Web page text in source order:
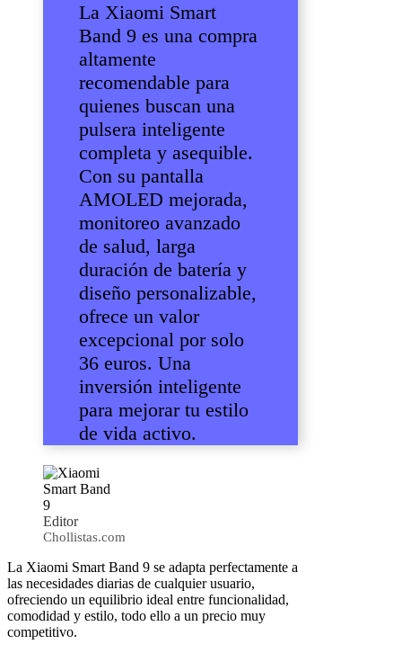
La Xiaomi Smart
Band 9 es una compra
altamente
recomendable para
quienes buscan una
pulsera inteligente
completa y asequible.
Con su pantalla
AMOLED mejorada,
monitoreo avanzado
de salud, larga
duración de batería y
diseño personalizable,
ofrece un valor
excepcional por solo
36 euros. Una
inversión inteligente
para mejorar tu estilo
de vida activo.
Editor
Chollistas.com
La Xiaomi Smart Band 9 se adapta perfectamente a
las necesidades diarias de cualquier usuario,
ofreciendo un equilibrio ideal entre funcionalidad,
comodidad y estilo, todo ello a un precio muy
competitivo.